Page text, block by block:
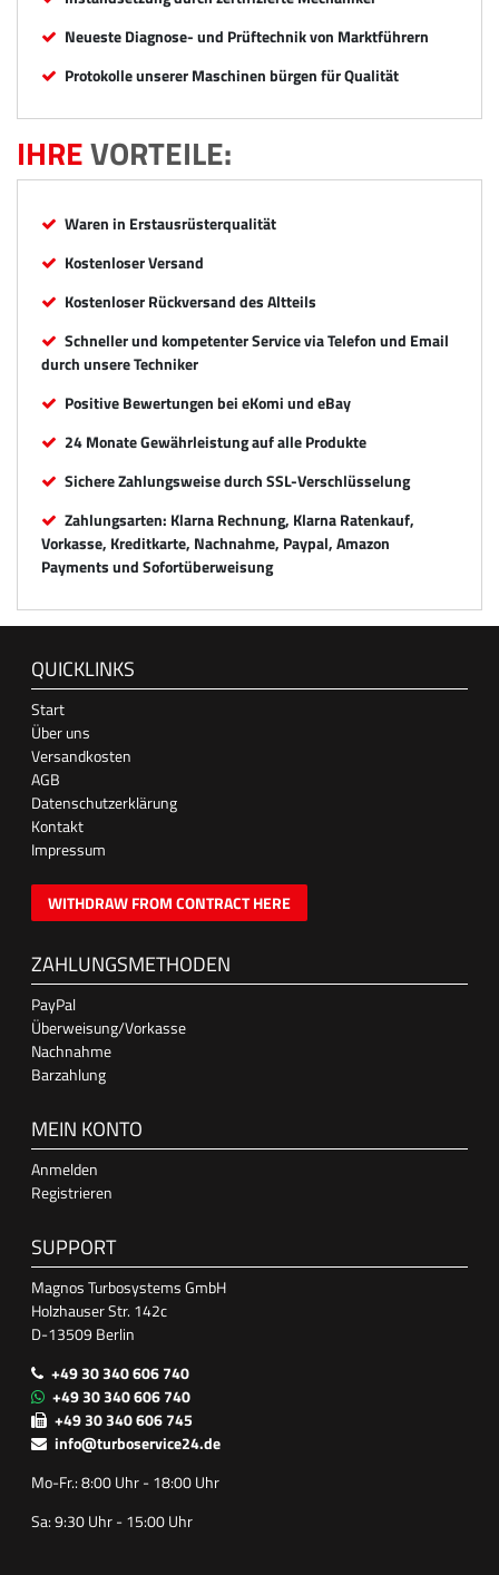
Neueste Diagnose- und Prüftechnik von Marktführern
Protokolle unserer Maschinen bürgen für Qualität
IHREVORTEILE:
Waren in Erstausrüsterqualität
Kostenloser Versand
Kostenloser Rückversand des Altteils
Schneller und kompetenter Service via Telefon und Email
durch unsere Techniker
Positive Bewertungen bei eKomi und eBay
24 Monate Gewährleistung auf alle Produkte
Sichere Zahlungsweise durch SSL-Verschlüsselung
Zahlungsarten: Klarna Rechnung, Klarna Ratenkauf,
Vorkasse, Kreditkarte, Nachnahme, Paypal, Amazon
Payments und Sofortüberweisung
QUICKLINKS
Start
Über uns
Versandkosten
AGB
Datenschutzerklärung
Kontakt
Impressum
WITHDRAW FROM CONTRACT HERE
ZAHLUNGSMETHODEN
PayPal
Überweisung/Vorkasse
Nachnahme
Barzahlung
MEIN KONTO
Anmelden
Registrieren
SUPPORT
Magnos Turbosystems GmbH
Holzhauser Str. 142c
D-13509 Berlin
+49 30 340 606 740
+49 30 340 606 740
+49 30 340 606 745
info@turboservice24.de
Mo-Fr.: 8:00 Uhr - 18:00 Uhr
Sa: 9:30 Uhr - 15:00 Uhr